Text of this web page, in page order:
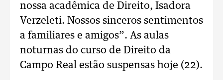
nossa acadêmica de Direito, Isadora
Verzeleti. Nossos sinceros sentimentos
a familiares e amigos”. As aulas
noturnas do curso de Direito da
Campo Real estão suspensas hoje (22).